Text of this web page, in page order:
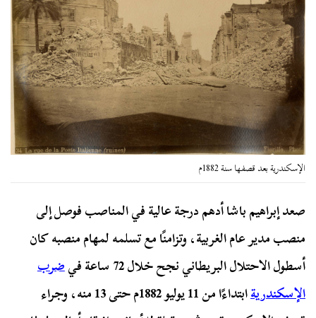
الإسكندرية بعد قصفها سنة 1882م
صعد إبراهيم باشا أدهم درجة عالية في المناصب فوصل إلى
منصب مدير عام الغربية، وتزامنًا مع تسلمه لمهام منصبه كان
أسطول الاحتلال البريطاني نجح خلال 72 ساعة في
ضرب
الإسكندرية
ابتداءًا من 11 يوليو 1882م حتى 13 منه، وجراء